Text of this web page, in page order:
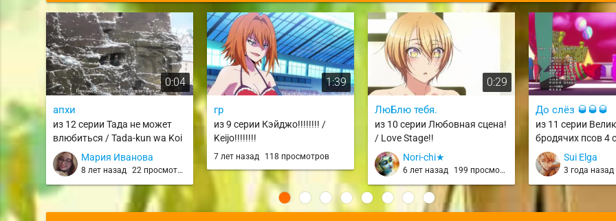
0:04
апхи
из 12 серии Тада не может
влюбиться / Tada-kun wa Koi
wo Shinai / tadakoi
Мария Иванова
8 лет назад 22 просмотра
1:39
гр
из 9 серии Кэйджо!!!!!!!! /
Keijo!!!!!!!!
7 лет назад 118 просмотров
0:29
ЛюБлю тебя.
из 10 серии Любовная сцена!
/ Love Stage!!
Nori-chi★
6 лет назад 199 просмотров
До слёз 🥃🥃🥃
из 11 серии
бродячих псов 4
Bungou Stray
Sui Elga
3 года назад